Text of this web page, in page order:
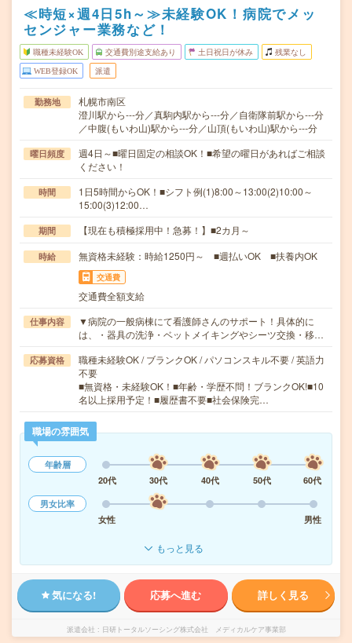
≪時短×週4日5h～≫未経験OK！病院でメッ
センジャー業務など！
職種未経験OK 交通費別途支給あり 土日祝日が休み 残業なし
WEB登録OK 派遣
勤務地
札幌市南区
澄川駅から---分／真駒内駅から---分／自衛隊前駅から---分
／中腹(もいわ山)駅から---分／山頂(もいわ山)駅から---分
曜日頻度
週4日～■曜日固定の相談OK！■希望の曜日があればご相談
ください！
時間
1日5時間からOK！■シフト例(1)8:00～13:00(2)10:00～
15:00(3)12:00…
期間 【現在も積極採用中！急募！】■2カ月～
時給 無資格未経験：時給1250円～ ■週払いOK ■扶養内OK
交通費
交通費全額支給
仕事内容
▼病院の一般病棟にて看護師さんのサポート！具体的に
は、・器具の洗浄・ベットメイキングやシーツ交換・移…
応募資格
職種未経験OK / ブランクOK / パソコンスキル不要 / 英語力
不要
■無資格・未経験OK！■年齢・学歴不問！ブランクOK!■10
名以上採用予定！■履歴書不要■社会保険完…
職場の雰囲気
年齢層
20代
30代 40代 50代
60代
男女比率
女性
男性
もっと見る
気になる! 応募へ進む 詳しく見る
派遣会社 日研トータルソーシング株式会社 メディカルケア事業部